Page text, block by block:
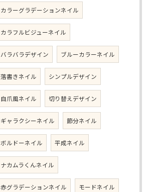
カラーグラデーションネイル
カラフルビジューネイル
バラバラデザイン ブルーカラーネイル
落書きネイル シンプルデザイン
自爪風ネイル 切り替えデザイン
ギャラクシーネイル 節分ネイル
ボルドーネイル 平成ネイル
ナカムラくんネイル
赤グラデーションネイル モードネイル